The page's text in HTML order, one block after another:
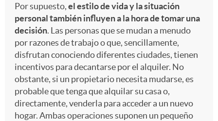
a
c
u
e
r
Por supuesto,el estilo de vida y la situación
personal también influyen a la hora de tomar una
decisión. Las personas que se mudan a menudo
por razones de trabajo o que, sencillamente,
disfrutan conociendo diferentes ciudades, tienen
incentivos para decantarse por el alquiler. No
obstante, si un propietario necesita mudarse, es
probable que tenga que alquilar su casa o,
directamente, venderla para acceder a un nuevo
hogar. Ambas operaciones suponen un pequeño